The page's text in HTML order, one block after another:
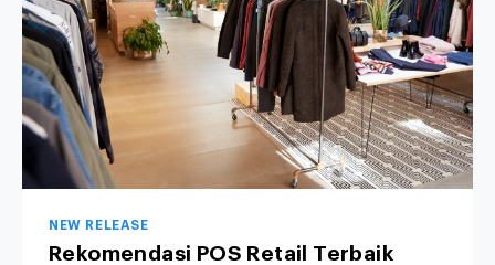
NEW RELEASE
Rekomendasi POS Retail Terbaik